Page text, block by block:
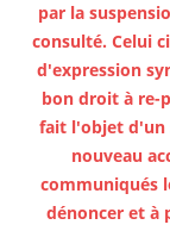
par la
consulté. Celui
d'expression
bon droit à re-
fait l'objet d'un
nouveau
communiqués
dénoncer et à